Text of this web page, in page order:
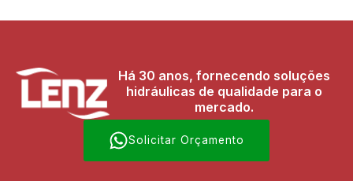
Há 30 anos, fornecendo soluções
hidráulicas de qualidade para o
mercado.
Solicitar Orçamento